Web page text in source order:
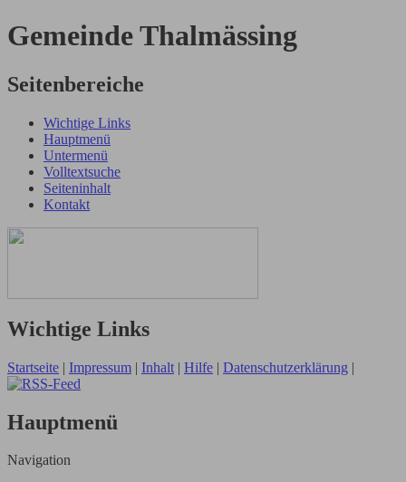
Gemeinde Thalmässing
Seitenbereiche
Wichtige Links
Hauptmenü
Untermenü
Volltextsuche
Seiteninhalt
Kontakt
Wichtige Links
Startseite | Impressum | Inhalt | Hilfe | Datenschutzerklärung |
Hauptmenü
Navigation